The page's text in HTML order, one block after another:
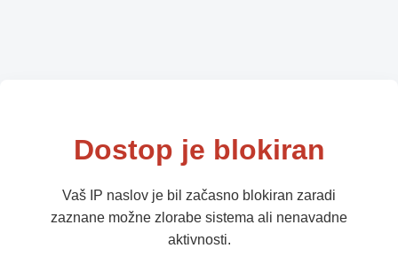
Dostop je blokiran
Vaš IP naslov je bil začasno blokiran zaradi
zaznane možne zlorabe sistema ali nenavadne
aktivnosti.